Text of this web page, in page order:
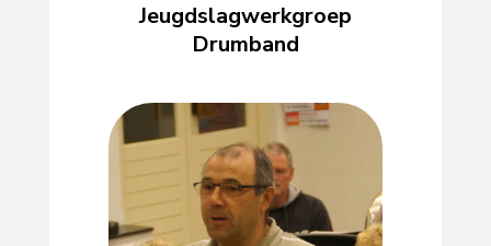
Jeugdslagwerkgroep
Drumband